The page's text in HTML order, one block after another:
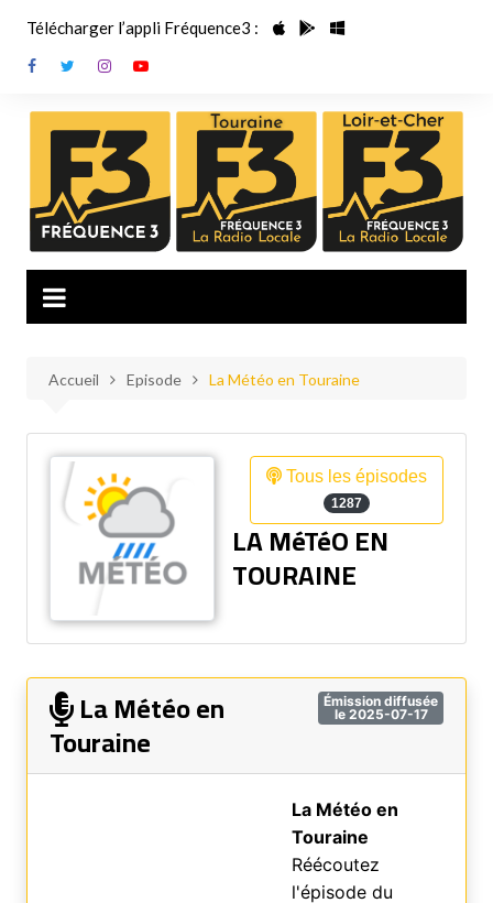
contenu
Télécharger l’appli Fréquence3 :
Accueil Episode La Météo en Touraine
Tous les épisodes
1287
LA MéTéO EN
TOURAINE
Émission diffusée
le 2025-07-17
La Météo en
Touraine
La Météo en
Touraine
Réécoutez
l'épisode du